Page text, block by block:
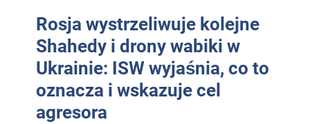
Rosja wystrzeliwuje kolejne
Shahedy i drony wabiki w
Ukrainie: ISW wyjaśnia, co to
oznacza i wskazuje cel
agresora